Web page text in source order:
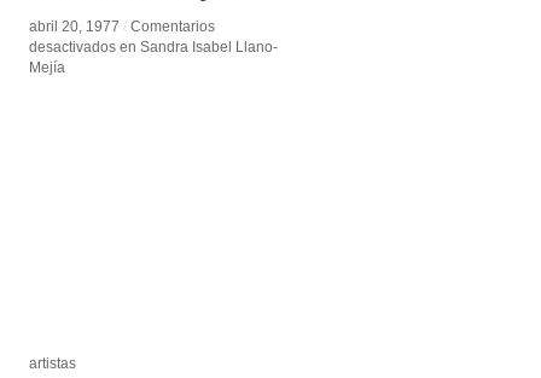
abril 20, 1977 / Comentarios
desactivados en Sandra Isabel Llano-
Mejía
abril 20, 1977 / Comentarios
desactivados en Sandra Isabel Llano-
Mejía
artistas
artistas